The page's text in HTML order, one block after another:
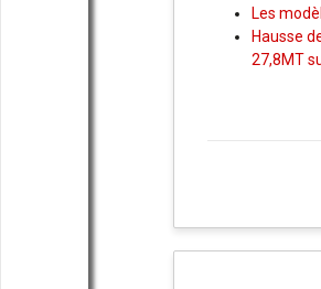
Les
Hausse
27,8MT